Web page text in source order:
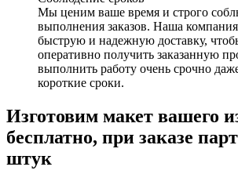
Мы ценим ваше время и строго
выполнения заказов. Наша
быструю и надежную доставку,
оперативно получить заказанную
выполнить работу очень срочно
короткие сроки.
Изготовим макет вашего
бесплатно, при заказе
штук